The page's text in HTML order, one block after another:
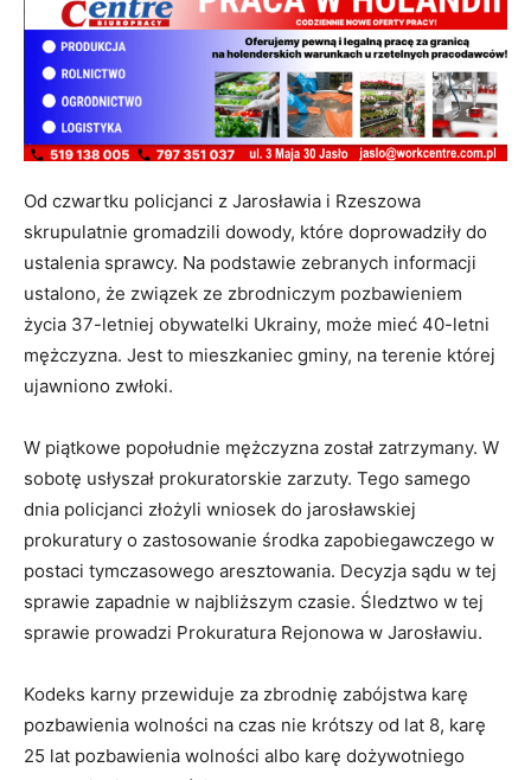
Od czwartku policjanci z Jarosławia i Rzeszowa
skrupulatnie gromadzili dowody, które doprowadziły do
ustalenia sprawcy. Na podstawie zebranych informacji
ustalono, że związek ze zbrodniczym pozbawieniem
życia 37-letniej obywatelki Ukrainy, może mieć 40-letni
mężczyzna. Jest to mieszkaniec gminy, na terenie której
ujawniono zwłoki.
W piątkowe popołudnie mężczyzna został zatrzymany. W
sobotę usłyszał prokuratorskie zarzuty. Tego samego
dnia policjanci złożyli wniosek do jarosławskiej
prokuratury o zastosowanie środka zapobiegawczego w
postaci tymczasowego aresztowania. Decyzja sądu w tej
sprawie zapadnie w najbliższym czasie. Śledztwo w tej
sprawie prowadzi Prokuratura Rejonowa w Jarosławiu.
Kodeks karny przewiduje za zbrodnię zabójstwa karę
pozbawienia wolności na czas nie krótszy od lat 8, karę
25 lat pozbawienia wolności albo karę dożywotniego